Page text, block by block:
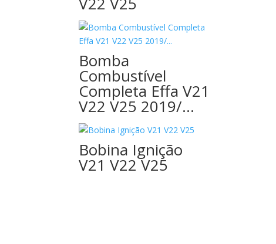
Bomba
Combustível
Completa Effa V21
V22 V25 2019/…
Bobina Ignição
V21 V22 V25